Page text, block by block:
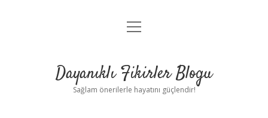
Anasayfa
Yasal Uyarı
menüyü
Dayanıklı Fikirler Blogu
Sağlam önerilerle hayatını güçlendir!